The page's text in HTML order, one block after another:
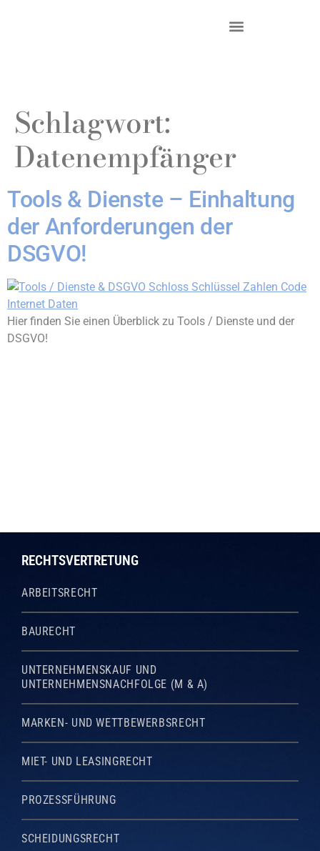
Schlagwort:
Datenempfänger
Tools & Dienste – Einhaltung
der Anforderungen der
DSGVO!
Hier finden Sie einen Überblick zu Tools / Dienste und der
DSGVO!
RECHTSVERTRETUNG
ARBEITSRECHT
BAURECHT
UNTERNEHMENSKAUF UND
UNTERNEHMENSNACHFOLGE (M & A)
MARKEN- UND WETTBEWERBSRECHT
MIET- UND LEASINGRECHT
PROZESSFÜHRUNG
SCHEIDUNGSRECHT